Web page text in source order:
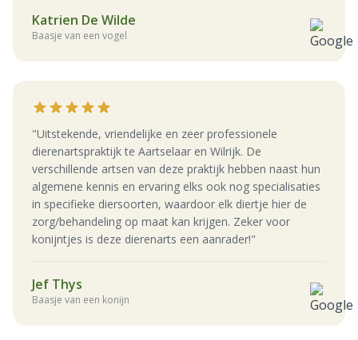
Katrien De Wilde
Baasje van een vogel
"Uitstekende, vriendelijke en zeer professionele
dierenartspraktijk te Aartselaar en Wilrijk. De
verschillende artsen van deze praktijk hebben naast hun
algemene kennis en ervaring elks ook nog specialisaties
in specifieke diersoorten, waardoor elk diertje hier de
zorg/behandeling op maat kan krijgen. Zeker voor
konijntjes is deze dierenarts een aanrader!"
Jef Thys
Baasje van een konijn